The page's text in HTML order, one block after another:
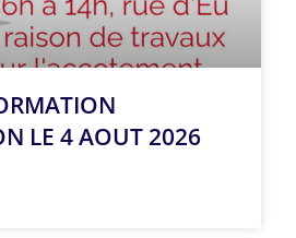
LE 4 AOUT 2026